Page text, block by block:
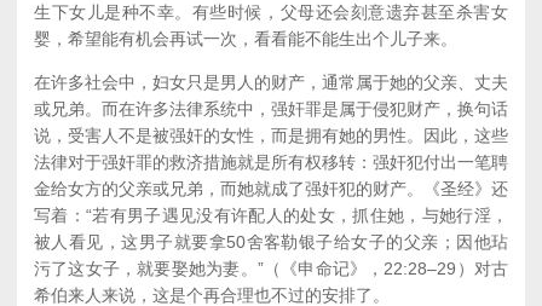
生下女儿是种不幸。有些时候，父母还会刻意遗弃甚至杀害女
婴，希望能有机会再试一次，看看能不能生出个儿子来。
在许多社会中，妇女只是男人的财产，通常属于她的父亲、丈夫
或兄弟。而在许多法律系统中，强奸罪是属于侵犯财产，换句话
说，受害人不是被强奸的女性，而是拥有她的男性。因此，这些
法律对于强奸罪的救济措施就是所有权移转：强奸犯付出一笔聘
金给女方的父亲或兄弟，而她就成了强奸犯的财产。《圣经》还
写着：“若有男子遇见没有许配人的处女，抓住她，与她行淫，
被人看见，这男子就要拿50舍客勒银子给女子的父亲；因他玷
污了这女子，就要娶她为妻。”（《申命记》，22:28–29）对古
希伯来人来说，这是个再合理也不过的安排了。